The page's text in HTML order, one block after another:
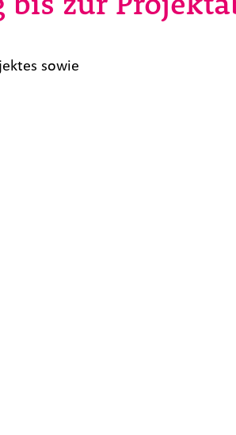
sowie